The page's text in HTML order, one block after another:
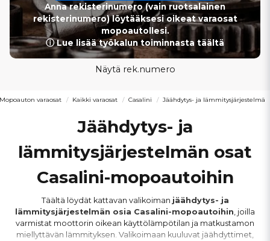
Anna rekisterinumero (vain ruotsalainen
rekisterinumero) löytääksesi oikeat varaosat
mopoautollesi.
ⓘ Lue lisää työkalun toiminnasta täältä
Näytä rek.numero
Mopoauton varaosat Kaikki varaosat Casalini Jäähdytys- ja lämmitysjärjestelmä
Jäähdytys- ja
lämmitysjärjestelmän osat
Casalini-mopoautoihin
Täältä löydät kattavan valikoiman jäähdytys- ja
lämmitysjärjestelmän osia Casalini-mopoautoihin, joilla
varmistat moottorin oikean käyttölämpötilan ja matkustamon
miellyttävän lämmityksen. Valikoimaan kuuluvat jäähdyttimet,